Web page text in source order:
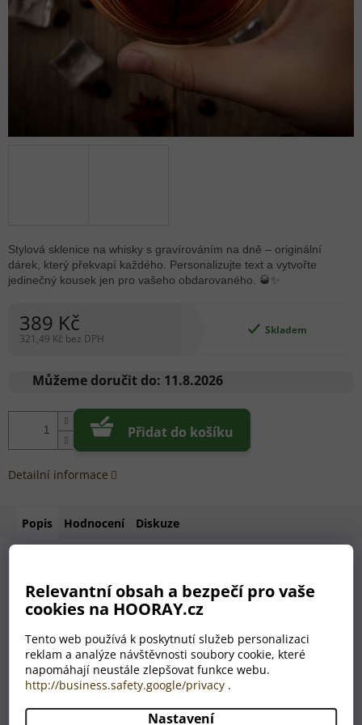
Relevantní obsah a bezpečí pro vaše
cookies na HOORAY.cz
Tento web používá k poskytnutí služeb personalizaci
reklam a analýze návštěvnosti soubory cookie, které
napomáhají neustále zlepšovat funkce webu.
http://business.safety.google/privacy .
Nastavení
389 Kč
321,49 Kč bez DPH
cena:
Skladem
Můžeme doručit do: 11.8.2026
Přidat do košíku
Stylová sklenice na whisky s gravírováním na dně – originální
dárek, který překvapí každého. Personalizujte text a vytvořte
jedinečný kousek jen pro vašeho obdarovaného. 🥃✨
Detailní informace
Popis Hodnocení Diskuze
Našepersonalizovaná sklenice na whisky s
gravírováním na dněje přesně tím pravým překvapením.
Každý doušek whisky odhalí originální motiv nebovámi
zvolený text, který se objeví pod hladinou nápoje. Tento
detail zaručí „wow efekt“ a okamžitě promění obyčejné pití
whisky v nezapomenutelný zážitek.
✔️ Možnost vlastního textu nebo výběru z originálních motivů